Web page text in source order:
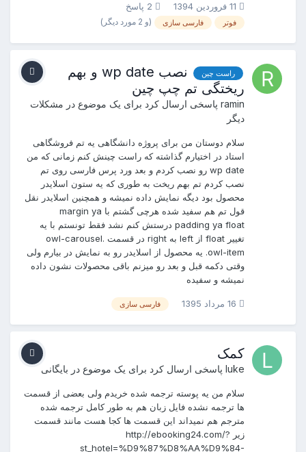
11 فروردین 1394
فوتر فارسی سازی (و 2 مورد دیگر)
راست چین
نصب wp date و بهم
ریختگی تم چپ چین
ramin پاسخی ارسال کرد برای یک موضوع در مشکلات
دیگر
سلام دوستان من برای پروژه دانشگاهی یه تم فروشگاهی
استاد در اختیارم گذاشته که راست چینش کنم زمانی که من
wp date رو نصب کردم و بعد ورد پرس فارسی روی تم
نصب کردم تم بهم ریخت به طوری که یه ستون اسلایدر
محصول بود دیگه نمایش داده نمیشه و همچنین اسلایدر نقل
قول تم هم سفید شده هرچی گشتم با margin ya
padding ya float درستش کنم نشد فقط تونستم با یه
تغییر float از left به right در قسمت .owl-carousel
.owl-item یه محصول از اسلایدر رو به نمایش در بیارم ولی
وقتی دکمه قبل و بعد رو میزنم باقی محصولات نشون داده
نمیشه و سفیده
16 مرداد 1395 فارسی سازی
کمک
luke پاسخی ارسال کرد برای یک موضوع در بایگانی
سلام من یه پوسته ترجمه شده خریدم ولی بعضی از قسمت
ها ترجمه نشده فایل زبان هم به طور کامل ترجمه شده
مترجم هم نمیداند این قسمت ها کجا هست مانند قسمت
زیر http://ebooking24.com/?
st_hotel=%D9%87%D8%AA%D9%84-